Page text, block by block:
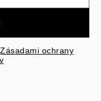
Zásadami ochrany